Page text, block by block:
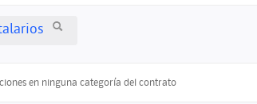
en ninguna categoría del contrato